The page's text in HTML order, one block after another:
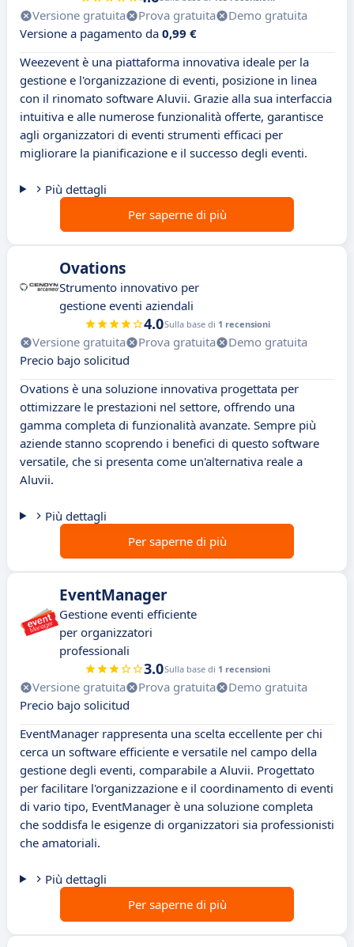
Versione gratuita Prova gratuita
Demo gratuita
Versione a pagamento da 0,99 €
Weezevent è una piattaforma innovativa ideale per la
gestione e l'organizzazione di eventi, posizione in linea
con il rinomato software Aluvii. Grazie alla sua interfaccia
intuitiva e alle numerose funzionalità offerte, garantisce
agli organizzatori di eventi strumenti efficaci per
migliorare la pianificazione e il successo degli eventi.
Più dettagli
Per saperne di più
Ovations
Strumento innovativo per
gestione eventi aziendali
4.0Sulla base di 1 recensioni
Versione gratuita Prova gratuita
Demo gratuita
Precio bajo solicitud
Ovations è una soluzione innovativa progettata per
ottimizzare le prestazioni nel settore, offrendo una
gamma completa di funzionalità avanzate. Sempre più
aziende stanno scoprendo i benefici di questo software
versatile, che si presenta come un'alternativa reale a
Aluvii.
Più dettagli
Per saperne di più
EventManager
Gestione eventi efficiente
per organizzatori
professionali
3.0Sulla base di 1 recensioni
Versione gratuita Prova gratuita
Demo gratuita
Precio bajo solicitud
EventManager rappresenta una scelta eccellente per chi
cerca un software efficiente e versatile nel campo della
gestione degli eventi, comparabile a Aluvii. Progettato
per facilitare l'organizzazione e il coordinamento di eventi
di vario tipo, EventManager è una soluzione completa
che soddisfa le esigenze di organizzatori sia professionisti
che amatoriali.
Più dettagli
Per saperne di più